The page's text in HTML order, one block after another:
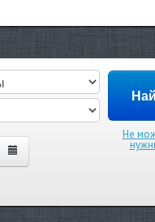
Не